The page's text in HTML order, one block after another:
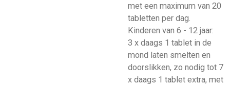
met een maximum van 20
tabletten per dag.
Kinderen van 6 - 12 jaar:
3 x daags 1 tablet in de
mond laten smelten en
doorslikken, zo nodig tot 7
x daags 1 tablet extra, met